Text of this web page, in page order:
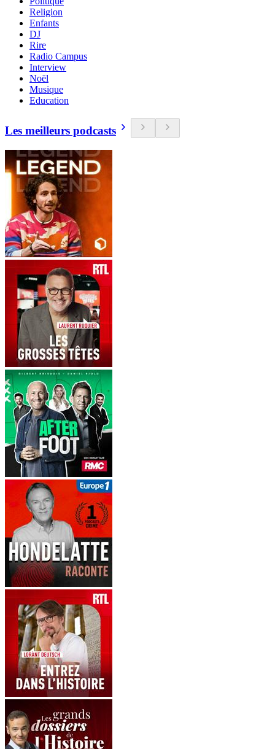
Religion
Enfants
DJ
Rire
Radio Campus
Interview
Noël
Musique
Education
Les meilleurs podcasts